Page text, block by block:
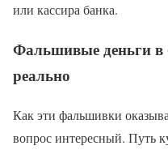
или кассира банка.
Фальшивые деньги в
реально
Как эти фальшивки
вопрос интересный. Путь